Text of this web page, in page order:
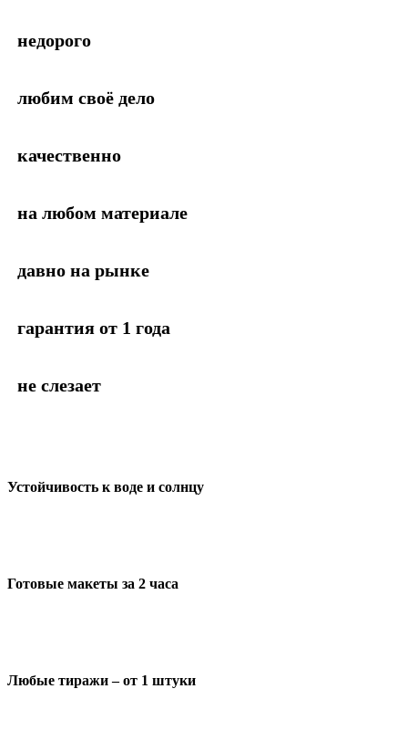
недорого
любим своё дело
качественно
на любом материале
давно на рынке
гарантия от 1 года
не слезает
Устойчивость к воде и солнцу
Готовые макеты за 2 часа
Любые тиражи – от 1 штуки